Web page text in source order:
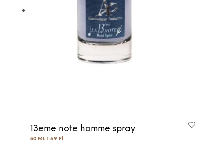
13eme note homme spray
50 ML 1.69 Fl.